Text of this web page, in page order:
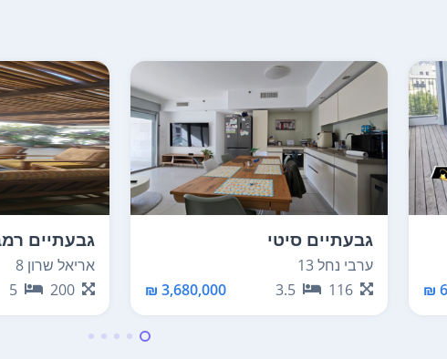
גבעתיים סיטי
ערבי נחל 13
116
3.5
3,680,000 ₪
גבעתיים
אריאל שרון 8
200
5